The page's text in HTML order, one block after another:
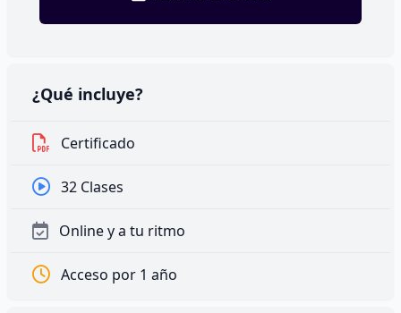
¿Qué incluye?
Certificado
32 Clases
Online y a tu ritmo
Acceso por 1 año